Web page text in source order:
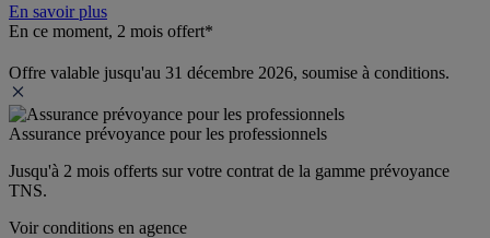
En savoir plus
En ce moment, 2 mois offert*
Offre valable jusqu'au 31 décembre 2026, soumise à conditions.
Assurance prévoyance pour les professionnels
Jusqu'à 2 mois offerts sur votre contrat de la gamme prévoyance
TNS.
Voir conditions en agence